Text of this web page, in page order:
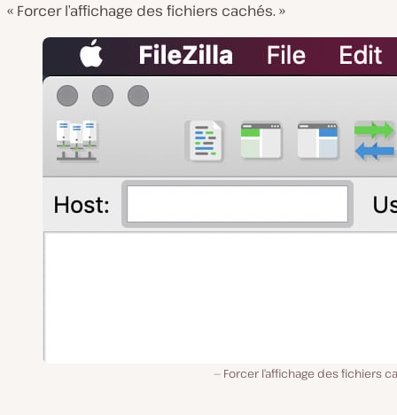
« Forcer l’affichage des fichiers cachés. »
Forcer l’affichage des fichiers